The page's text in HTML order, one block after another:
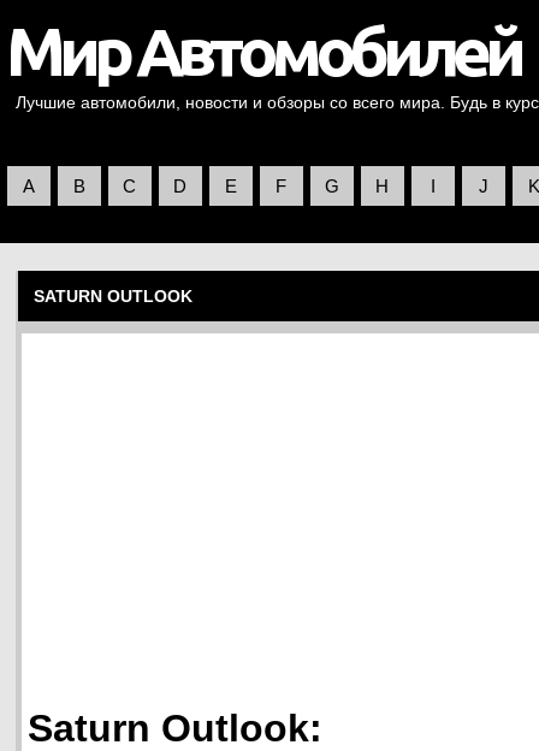
Лучшие автомобили, новости и обзоры со всего мира. Будь в
A B C D E F G H I J K
SATURN OUTLOOK
Saturn Outlook: